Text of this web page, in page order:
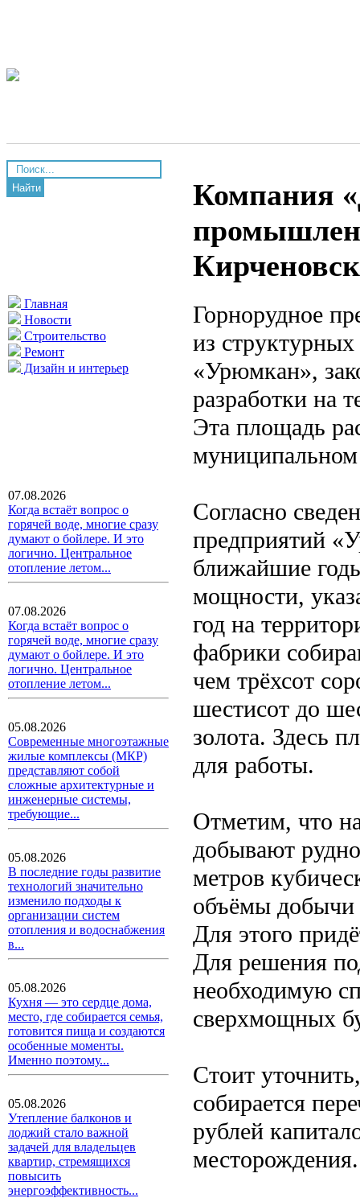
Найти
Главная
Новости
Строительство
Ремонт
Дизайн и интерьер
07.08.2026
Когда встаёт вопрос о
горячей воде, многие сразу
думают о бойлере. И это
логично. Центральное
отопление летом...
07.08.2026
Когда встаёт вопрос о
горячей воде, многие сразу
думают о бойлере. И это
логично. Центральное
отопление летом...
05.08.2026
Современные многоэтажные
жилые комплексы (МКР)
представляют собой
сложные архитектурные и
инженерные системы,
требующие...
05.08.2026
В последние годы развитие
технологий значительно
изменило подходы к
организации систем
отопления и водоснабжения
в...
05.08.2026
Кухня — это сердце дома,
место, где собирается семья,
готовится пища и создаются
особенные моменты.
Именно поэтому...
05.08.2026
Утепление балконов и
лоджий стало важной
задачей для владельцев
квартир, стремящихся
повысить
энергоэффективность...
Компания
Горнорудное
из
«Урюмкан»,
разработки на
Эта площадь
муниципальном
Согласно
предприятий
ближайшие
мощности,
год на
фабрики
чем трёхсот
шестисот до
золота. Здесь
для работы.
Отметим, что
добывают
метров
объёмы добычи
Для этого
Для решения
необходимую
сверхмощных
Стоит
собирается
рублей
месторождения.